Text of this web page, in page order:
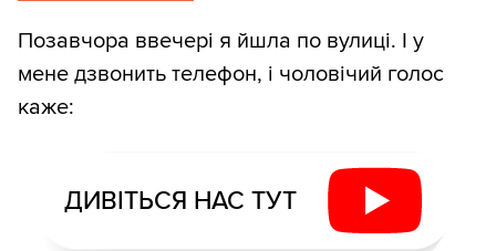
Позавчора ввечері я йшла по вулиці. І у
мене дзвонить телефон, і чоловічий голос
каже:
ДИВІТЬСЯ НАС ТУТ